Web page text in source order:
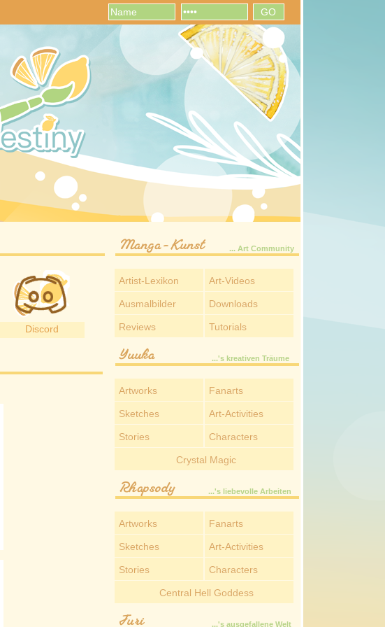
Discord
Manga-Kunst ... Art Community
Artist-Lexikon Art-Videos
Ausmalbilder Downloads
Reviews Tutorials
Yuuka ...'s kreativen Träume
Artworks Fanarts
Sketches Art-Activities
Stories Characters
Crystal Magic
Rhapsody ...'s liebevolle Arbeiten
Artworks Fanarts
Sketches Art-Activities
Stories Characters
Central Hell Goddess
Juri ...'s ausgefallene Welt